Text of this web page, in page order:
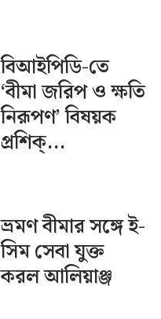
বিআইপিডি-তে
‘বীমা জরিপ ও ক্ষতি
নিরূপণ’ বিষয়ক
প্রশিক্...
ভ্রমণ বীমার সঙ্গে ই-
সিম সেবা যুক্ত
করল আলিয়াঞ্জ